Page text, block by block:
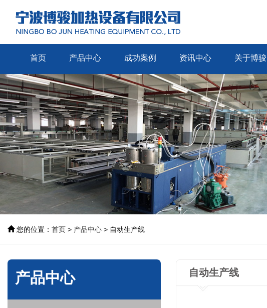
首页 产品中心 成功案例 资讯中心 关于博骏
您的位置： 首页 > 产品中心 > 自动生产线
产品中心 自动生产线